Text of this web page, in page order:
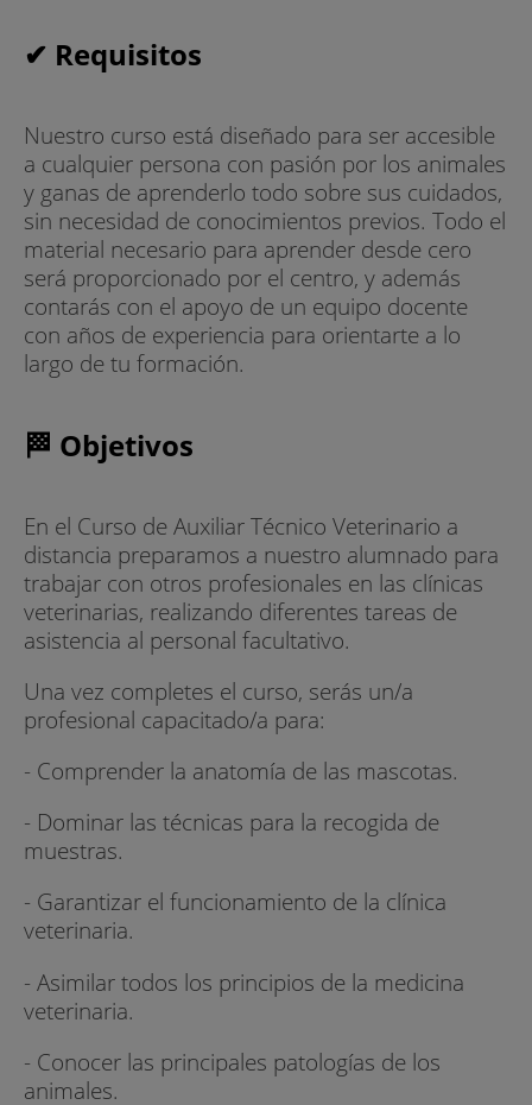
✔ Requisitos
Nuestro curso está diseñado para ser accesible
a cualquier persona con pasión por los animales
y ganas de aprenderlo todo sobre sus cuidados,
sin necesidad de conocimientos previos. Todo el
material necesario para aprender desde cero
será proporcionado por el centro, y además
contarás con el apoyo de un equipo docente
con años de experiencia para orientarte a lo
largo de tu formación.
🏁 Objetivos
En el Curso de Auxiliar Técnico Veterinario a
distancia preparamos a nuestro alumnado para
trabajar con otros profesionales en las clínicas
veterinarias, realizando diferentes tareas de
asistencia al personal facultativo.
Una vez completes el curso, serás un/a
profesional capacitado/a para:
- Comprender la anatomía de las mascotas.
- Dominar las técnicas para la recogida de
muestras.
- Garantizar el funcionamiento de la clínica
veterinaria.
- Asimilar todos los principios de la medicina
veterinaria.
- Conocer las principales patologías de los
animales.